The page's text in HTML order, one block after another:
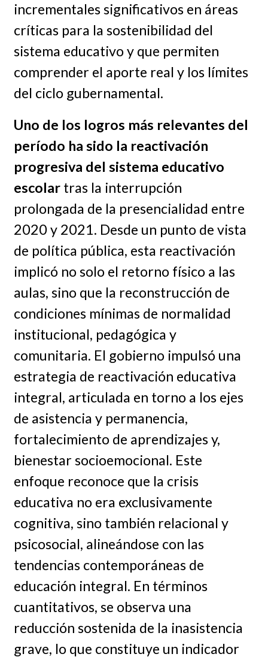
incrementales significativos en áreas
críticas para la sostenibilidad del
sistema educativo y que permiten
comprender el aporte real y los límites
del ciclo gubernamental.
Uno de los logros más relevantes del
período ha sido la reactivación
progresiva del sistema educativo
escolartras la interrupción
prolongada de la presencialidad entre
2020 y 2021. Desde un punto de vista
de política pública, esta reactivación
implicó no solo el retorno físico a las
aulas, sino que la reconstrucción de
condiciones mínimas de normalidad
institucional, pedagógica y
comunitaria. El gobierno impulsó una
estrategia de reactivación educativa
integral, articulada en torno a los ejes
de asistencia y permanencia,
fortalecimiento de aprendizajes y,
bienestar socioemocional. Este
enfoque reconoce que la crisis
educativa no era exclusivamente
cognitiva, sino también relacional y
psicosocial, alineándose con las
tendencias contemporáneas de
educación integral. En términos
cuantitativos, se observa una
reducción sostenida de la inasistencia
grave, lo que constituye un indicador